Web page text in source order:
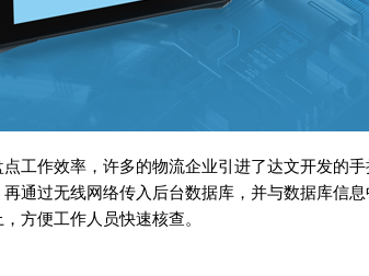
工作效率，许多的物流企业引进了达文开发的
通过无线网络传入后台数据库，并与数据库信
方便工作人员快速核查。